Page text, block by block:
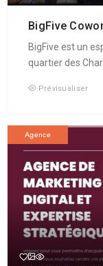
BigFive
BigFive est un
quartier des
Prévisualiser
Agence